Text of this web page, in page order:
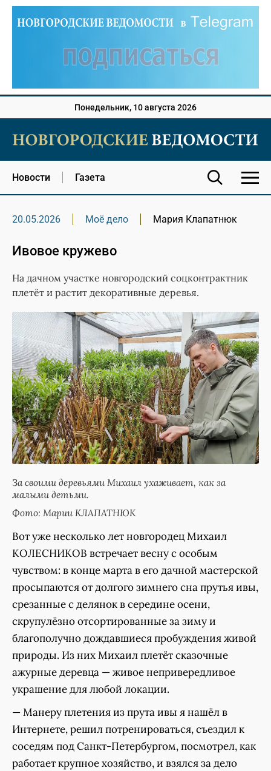
Понедельник, 10 августа 2026
Новости Газета
20.05.2026 Моё дело Мария Клапатнюк
Ивовое кружево
На дачном участке новгородский соцконтрактник
плетёт и растит декоративные деревья.
За своими деревьями Михаил ухаживает, как за
малыми детьми.
Фото: Марии КЛАПАТНЮК
Вот уже несколько лет новгородец Михаил
КОЛЕСНИКОВ встречает весну с особым
чувством: в конце марта в его дачной мастерской
просыпаются от долгого зимнего сна прутья ивы,
срезанные с делянок в середине осени,
скрупулёзно отсортированные за зиму и
благополучно дождавшиеся пробуждения живой
природы. Из них Михаил плетёт сказочные
ажурные деревца — живое непривередливое
украшение для любой локации.
— Манеру плетения из прута ивы я нашёл в
Интернете, решил потренироваться, съездил к
соседям под Санкт-Петербургом, посмотрел, как
работает крупное хозяйство, и взялся за дело